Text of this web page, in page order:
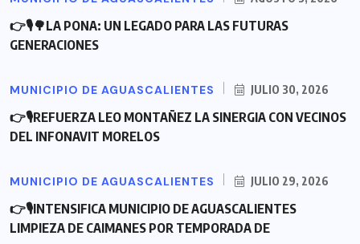
👉🎙🌳LA PONA: UN LEGADO PARA LAS FUTURAS
GENERACIONES
MUNICIPIO DE AGUASCALIENTES JULIO 30, 2026
👉🎙REFUERZA LEO MONTAÑEZ LA SINERGIA CON VECINOS
DEL INFONAVIT MORELOS
MUNICIPIO DE AGUASCALIENTES JULIO 29, 2026
👉🎙INTENSIFICA MUNICIPIO DE AGUASCALIENTES
LIMPIEZA DE CAIMANES POR TEMPORADA DE